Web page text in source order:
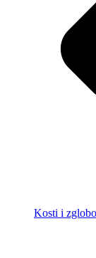
Kosti i